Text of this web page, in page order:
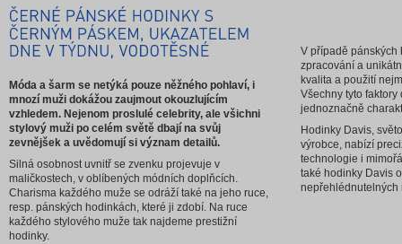
Móda a šarm se netýká pouze něžného pohlaví, i
mnozí muži dokážou zaujmout okouzlujícím
vzhledem. Nejenom proslulé celebrity, ale všichni
stylový muži po celém světě dbají na svůj
zevnějšek a uvědomují si význam detailů.
Silná osobnost uvnitř se zvenku projevuje v
maličkostech, v oblíbených módních doplňcích.
Charisma každého muže se odráží také na jeho ruce,
resp. pánských hodinkách, které ji zdobí. Na ruce
každého stylového muže tak najdeme prestižní
hodinky.
V případě pánských
zpracování a
kvalita a použití
Všechny tyto
jednoznačně
Hodinky Davis,
výrobce, nabízí
technologie i
také hodinky Davis
nepřehlédnutelných